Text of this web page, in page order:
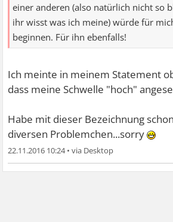
einer anderen (also natürlich nicht so
ihr wisst was ich meine) würde für
beginnen. Für ihn ebenfalls!
Ich meinte in meinem Statement
dass meine Schwelle "hoch"
Habe mit dieser Bezeichnung
diversen Problemchen...sorry
22.11.2016 10:24•